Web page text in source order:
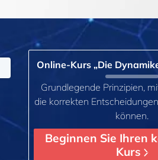
Online-Kurs „Die
Grundlegende Prinzipien,
die korrekten
können.
Beginnen Sie Ihren
Kurs